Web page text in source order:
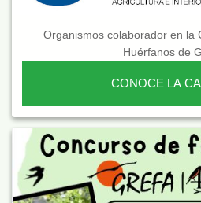
Organismos colaborador en la
Huérfanos de
CONOCE LA